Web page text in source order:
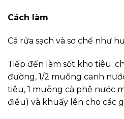
Cách làm:
Cá rửa sạch và sơ chế như
Tiếp đến làm sốt kho tiêu:
đường, 1/2 muỗng canh
tiêu, 1 muỗng cà phê nước
điều) và khuấy lên cho các